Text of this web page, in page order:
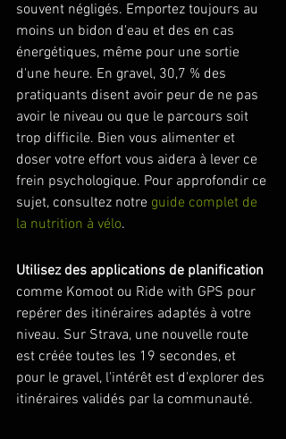
souvent négligés. Emportez toujours au
moins un bidon d'eau et des en cas
énergétiques, même pour une sortie
d'une heure. En gravel, 30,7 % des
pratiquants disent avoir peur de ne pas
avoir le niveau ou que le parcours soit
trop difficile. Bien vous alimenter et
doser votre effort vous aidera à lever ce
frein psychologique. Pour approfondir ce
sujet, consultez notre guide complet de
la nutrition à vélo.
Utilisez des applications de planification
comme Komoot ou Ride with GPS pour
repérer des itinéraires adaptés à votre
niveau. Sur Strava, une nouvelle route
est créée toutes les 19 secondes, et
pour le gravel, l'intérêt est d'explorer des
itinéraires validés par la communauté.